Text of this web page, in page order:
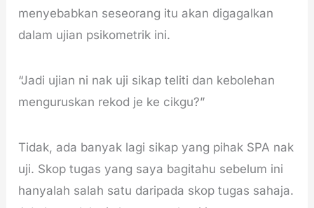
menyebabkan seseorang itu akan digagalkan
dalam ujian psikometrik ini.
“Jadi ujian ni nak uji sikap teliti dan kebolehan
menguruskan rekod je ke cikgu?”
Tidak, ada banyak lagi sikap yang pihak SPA nak
uji. Skop tugas yang saya bagitahu sebelum ini
hanyalah salah satu daripada skop tugas sahaja.